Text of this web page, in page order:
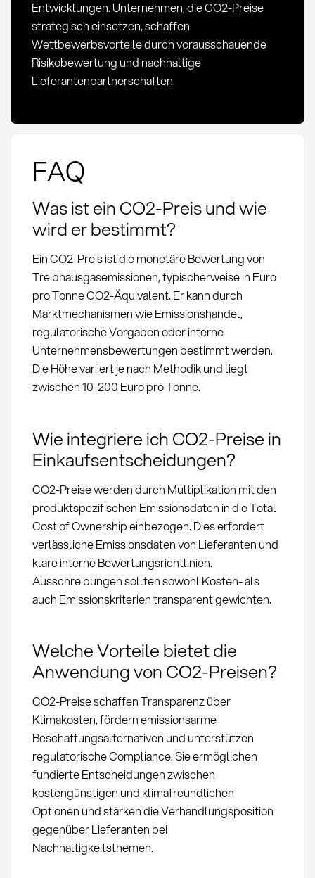
Entwicklungen. Unternehmen, die CO2-Preise
strategisch einsetzen, schaffen
Wettbewerbsvorteile durch vorausschauende
Risikobewertung und nachhaltige
Lieferantenpartnerschaften.
FAQ
Was ist ein CO2-Preis und wie
wird er bestimmt?
Ein CO2-Preis ist die monetäre Bewertung von
Treibhausgasemissionen, typischerweise in Euro
pro Tonne CO2-Äquivalent. Er kann durch
Marktmechanismen wie Emissionshandel,
regulatorische Vorgaben oder interne
Unternehmensbewertungen bestimmt werden.
Die Höhe variiert je nach Methodik und liegt
zwischen 10-200 Euro pro Tonne.
Wie integriere ich CO2-Preise in
Einkaufsentscheidungen?
CO2-Preise werden durch Multiplikation mit den
produktspezifischen Emissionsdaten in die Total
Cost of Ownership einbezogen. Dies erfordert
verlässliche Emissionsdaten von Lieferanten und
klare interne Bewertungsrichtlinien.
Ausschreibungen sollten sowohl Kosten- als
auch Emissionskriterien transparent gewichten.
Welche Vorteile bietet die
Anwendung von CO2-Preisen?
CO2-Preise schaffen Transparenz über
Klimakosten, fördern emissionsarme
Beschaffungsalternativen und unterstützen
regulatorische Compliance. Sie ermöglichen
fundierte Entscheidungen zwischen
kostengünstigen und klimafreundlichen
Optionen und stärken die Verhandlungsposition
gegenüber Lieferanten bei
Nachhaltigkeitsthemen.